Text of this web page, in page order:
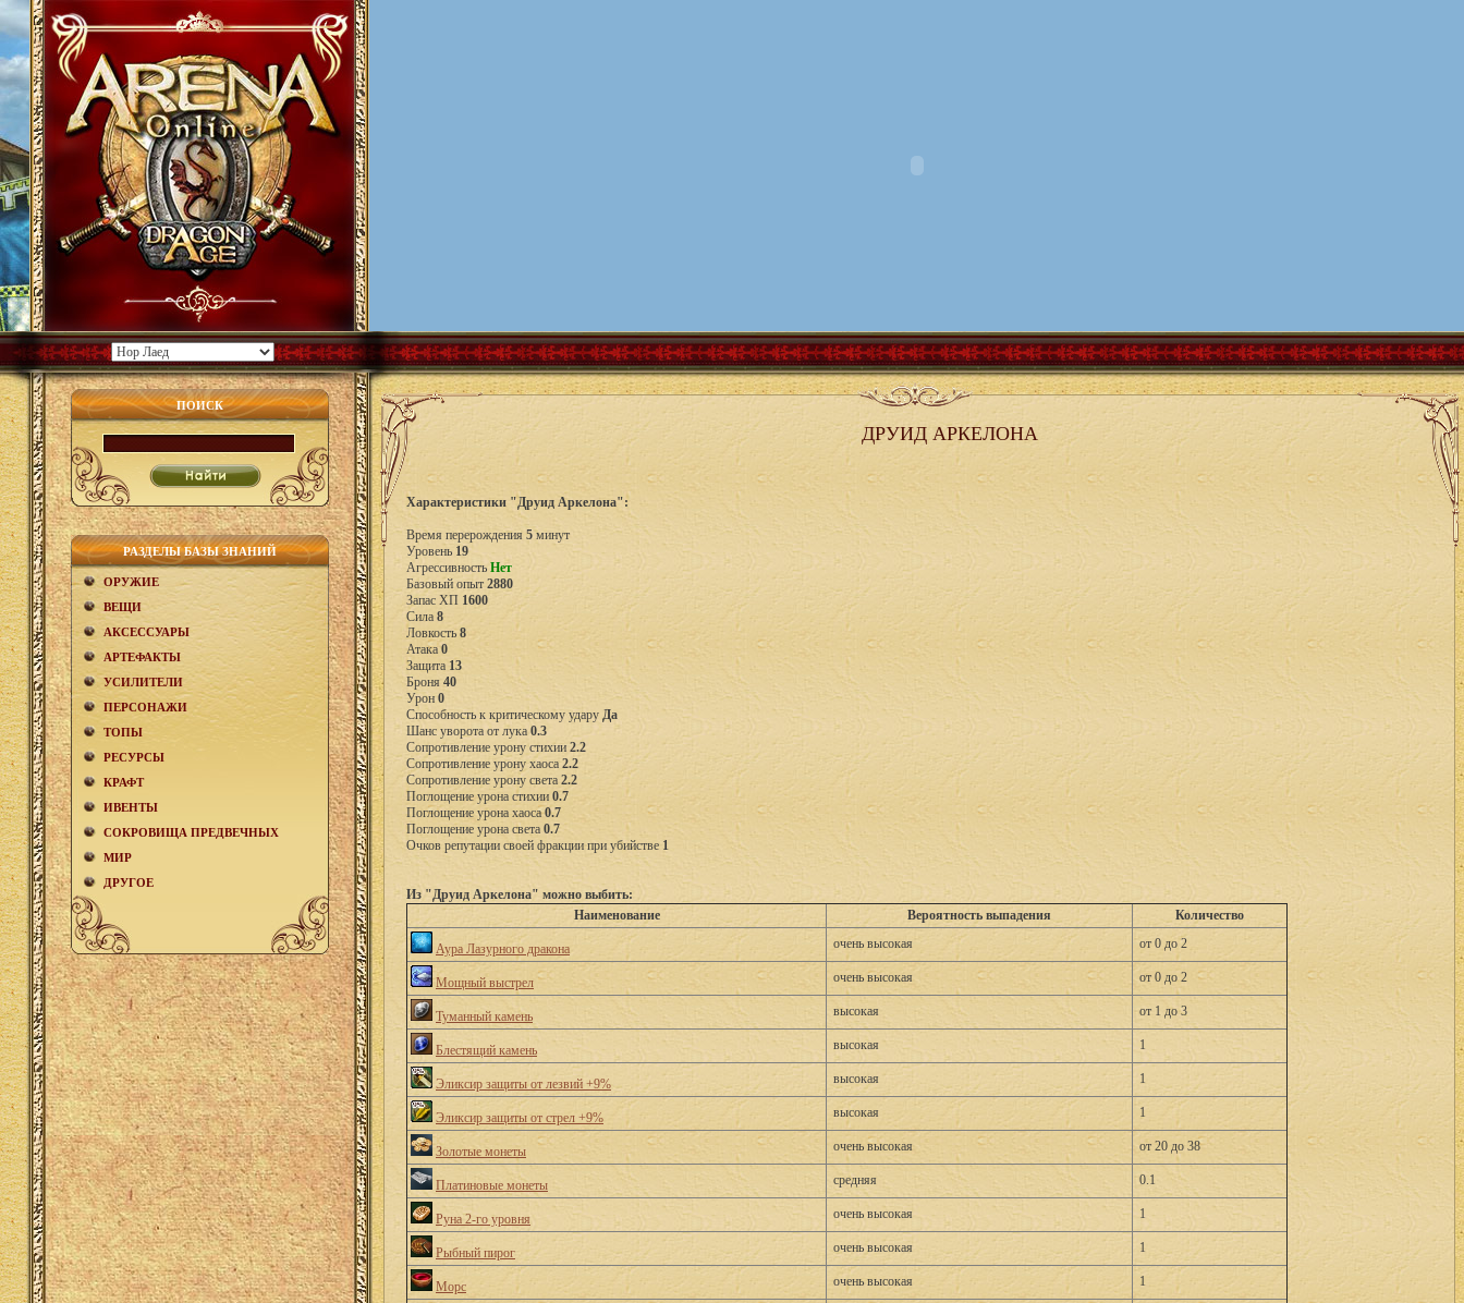
ПОИСК
РАЗДЕЛЫ БАЗЫ ЗНАНИЙ
ОРУЖИЕ
ВЕЩИ
АКCЕСCУАРЫ
АРТЕФАКТЫ
УСИЛИТЕЛИ
ПЕРСОНАЖИ
ТОПЫ
РЕСУРСЫ
КРАФТ
ИВЕНТЫ
СОКРОВИЩА ПРЕДВЕЧНЫХ
МИР
ДРУГОЕ
ДРУИД АРКЕЛОНА
Характеристики "Друид Аркелона":
Время перерождения 5минут
Уровень 19
Агрессивность Нет
Базовый опыт 2880
Запас ХП 1600
Сила 8
Ловкость 8
Атака0
Защита 13
Броня 40
Урон0
Способность к критическому удару Да
Шанс уворота от лука 0.3
Сопротивление урону стихии 2.2
Сопротивление урону хаоса 2.2
Сопротивление урону света 2.2
Поглощение урона стихии 0.7
Поглощение урона хаоса0.7
Поглощение урона света 0.7
Очков репутации своей фракции при убийстве 1
Из "Друид Аркелона" можно выбить:
Наименование
Вероятность выпадения Количество
Аура Лазурного дракона очень высокая от 0 до 2
Мощный выстрел очень высокая от 0 до 2
Туманный камень высокая от 1 до 3
Блестящий камень высокая 1
Эликсир защиты от лезвий +9% высокая 1
Эликсир защиты от стрел +9% высокая 1
Золотые монеты очень высокая от 20 до 38
Платиновые монеты средняя 0.1
Руна 2-го уровня очень высокая 1
Рыбный пирог очень высокая 1
Морс очень высокая 1